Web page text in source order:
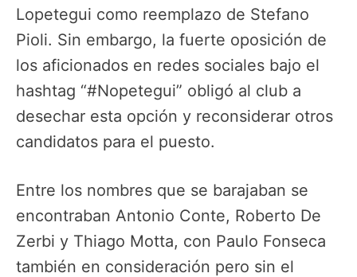
Lopetegui como reemplazo de Stefano
Pioli. Sin embargo, la fuerte oposición de
los aficionados en redes sociales bajo el
hashtag “#Nopetegui” obligó al club a
desechar esta opción y reconsiderar otros
candidatos para el puesto.
Entre los nombres que se barajaban se
encontraban Antonio Conte, Roberto De
Zerbi y Thiago Motta, con Paulo Fonseca
también en consideración pero sin el